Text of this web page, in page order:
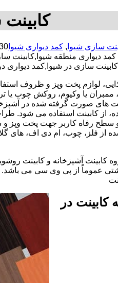
سازی شیوا , کمد دیواری شیوا 30 در صد تخفیف بیمه رایگان,09122809529-آقای عباسی,شبانه روزی کارگران
کمد دیواری منطقه شیوا,کابینت
,کابینت سازی در شیوا,کمد
لوازم پخت وپز و ظروف
یا وکیوم، روکش چوب یا
های صورت گرفته شده در
از کابینت استفاده می شود.
و سطح رفاه کاربر جهت پخت
شده از فلز، چوب، ام دی اف،
گروه کابینت آشپزخانه و
عموماً از پی وی سی می
در